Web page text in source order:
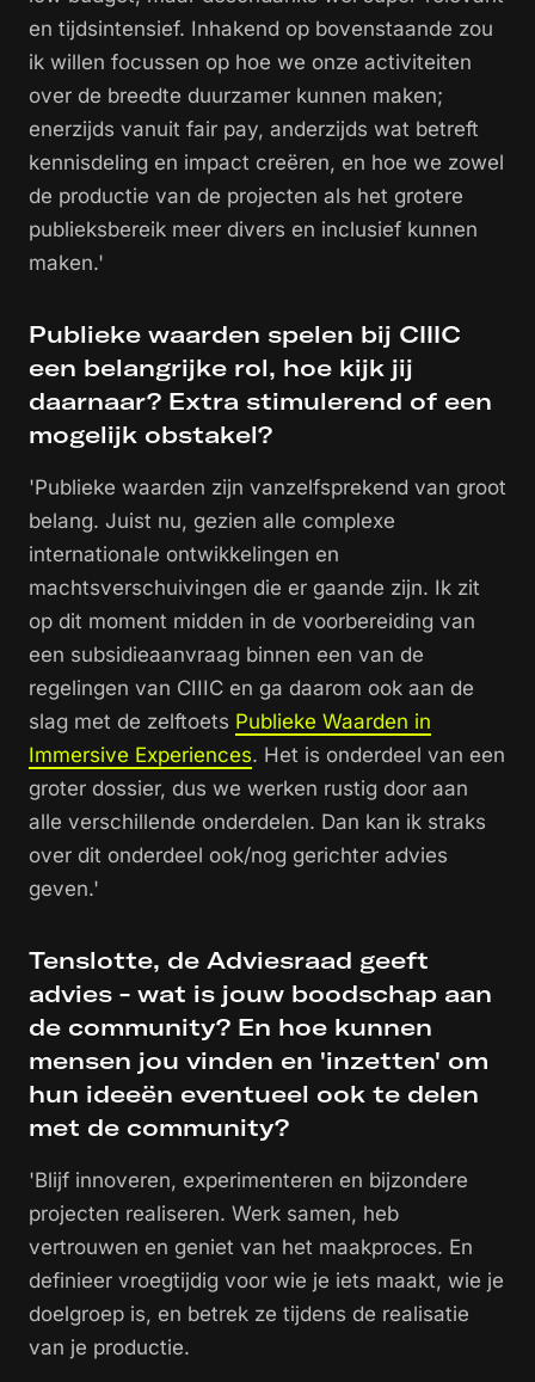
en tijdsintensief. Inhakend op bovenstaande zou
ik willen focussen op hoe we onze activiteiten
over de breedte duurzamer kunnen maken;
enerzijds vanuit fair pay, anderzijds wat betreft
kennisdeling en impact creëren, en hoe we zowel
de productie van de projecten als het grotere
publieksbereik meer divers en inclusief kunnen
maken.'
Publieke waarden spelen bij CIIIC
een belangrijke rol, hoe kijk jij
daarnaar? Extra stimulerend of een
mogelijk obstakel?
'Publieke waarden zijn vanzelfsprekend van groot
belang. Juist nu, gezien alle complexe
internationale ontwikkelingen en
machtsverschuivingen die er gaande zijn. Ik zit
op dit moment midden in de voorbereiding van
een subsidieaanvraag binnen een van de
regelingen van CIIIC en ga daarom ook aan de
slag met de zelftoets Publieke Waarden in
Immersive Experiences. Het is onderdeel van een
groter dossier, dus we werken rustig door aan
alle verschillende onderdelen. Dan kan ik straks
over dit onderdeel ook/nog gerichter advies
geven.'
Tenslotte, de Adviesraad geeft
advies - wat is jouw boodschap aan
de community? En hoe kunnen
mensen jou vinden en 'inzetten' om
hun ideeën eventueel ook te delen
met de community?
'Blijf innoveren, experimenteren en bijzondere
projecten realiseren. Werk samen, heb
vertrouwen en geniet van het maakproces. En
definieer vroegtijdig voor wie je iets maakt, wie je
doelgroep is, en betrek ze tijdens de realisatie
van je productie.